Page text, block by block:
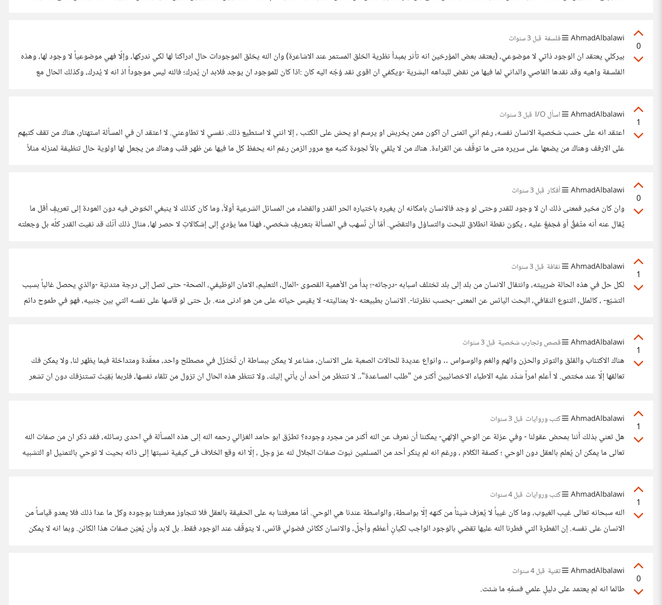
0
AhmadAlbalawi فلسفة قبل 3 سنوات
بيركلي يعتقد ان الوجود ذاتي لا موضوعي، (يعتقد بعض المؤرخين انه تأثر بمبدأ نظرية الخلق المستمر عند الاشاعرة) وان الله يخلق الموجودات حال ادراكنا لها لكي ندركها، وإلّا فهي موضوعياً لا وجود لها، وهذه
الفلسفة واهيه وقد نقدها القاصي والداني لما فيها من نقض للبداهه البشرية -ويكفي ان اقوى نقد وُجّه اليه كان :اذا كان للموجود ان يوجد فلابد ان يُدرك؛ فالله ليس موجوداً اذ انه لا يُدرك، وكذلك الحال مع
1
AhmadAlbalawi اسأل I/O قبل 3 سنوات
اعتقد انه على حسب شخصية الانسان نفسه، رغم اني اتمنى ان اكون ممن يخربش او يرسم او يحش على الكتب ، إلا انني لا استطيع ذلك. نفسي لا تطاوعني. لا اعتقد ان في المسألة استهتار، هناك من تقف كتبهم
على الارفف وهناك من يضعها على سريره متى ما توقّف عن القراءة. هناك من لا يلقي بالاً لجودة كتبه مع مرور الزمن رغم انه يحفظ كل ما فيها عن ظهر قلب وهناك من يجعل لها اولوية حال تنظيفة لمنزله مثلاً
0
AhmadAlbalawi أفكار قبل 3 سنوات
وان كان مخير فمعنى ذلك ان لا وجود للقدر وحتى لو وجد فالانسان بامكانه ان يغيره باختياره الحر القدر والقضاء من المسائل الشرعية أولاً، وما كان كذلك لا ينبغي الخوض فيه دون العودة إلى تعريفٍ أقل ما
يُقال عنه أنه متّفقٌ أو مُجمَعٌ عليه ، يكون نقطة انطلاق للبحث والتساؤل والتقصّي. أمّا أن نُسهب في المسألة بتعريفٍ شخصي، فهذا مما يؤدي إلى إشكالاتٍ لا حصر لها، مثال ذلك أنّك قد نفيت القدر كلّه بل وجعلته
1
AhmadAlbalawi ثقافة قبل 3 سنوات
لكل حل في هذه الحالة ضريبته، وانتقال الانسان من بلد إلى بلد تختلف اسبابه -درجاته-؛ بِدأً من الأهمية القصوى -المال، التعليم، الامان الوظيفي، الصحة- حتى تصل إلى درجة متدنيّة -والذي يحصل غالباً بسبب
التشبّع- ، كالملل، التنوع الثقافي، البحث اليائس عن المعنى -بحسب نظرتنا-. الانسان بطبيعته -لا بمثاليته- لا يقيس حياته على من هو ادنى منه. بل حتى لو قاسها على نفسه التي بين جنبيه، فهو في طموح دائم
1
AhmadAlbalawi قصص وتجارب شخصية قبل 3 سنوات
هناك الاكتئاب والقلق والتوتر والحزن والهم والغم والوسواس .. وانواع عديدة للحالات الصعبة على الانسان، مشاعر لا يمكن ببساطة ان تُختَزَل في مصطلح واحد، معقّدة ومتداخلة فيما يظهر لنا، ولا يمكن فك
تعالقها إلّا عند مختص. لا أعلم امراً شدّد عليه الاطباء الاخصائيين أكثر من "طلب المساعدة"،. لا تنتظر من أحد أن يأتي إليك، ولا تنتظر هذه الحال ان تزول من تلقاء نفسها، فلربما بَقِيَتْ تستنزفك دون ان تشعر
1
AhmadAlbalawi كتب وروايات قبل 3 سنوات
هل تعني بذلك أننا بمحض عقولنا - وفي عزلة عن الوحي الإلهي- يمكننا أن نعرف عن الله أكثر من مجرد وجوده؟ تطرّق ابو حامد الغزالي رحمه الله إلى هذه المسألة في احدى رسائله، فقد ذكر ان من صفات الله
تعالى ما يمكن ان يُعلم بالعقل دون الوحي ؛ كصفة الكلام ، ورغم انه لم ينكر أحد من المسلمين ثبوت صفات الجلال لله عز وجل ، إلّا انه وقع الخلاف فى كيفية نسبتها إلى ذاته بحيث لا توحي بالتمثيل او التشبيه
1
AhmadAlbalawi كتب وروايات قبل 4 سنوات
الله سبحانه تعالى غيب الغيوب، وما كان غيباً لا يُعرَف شيئاً من كنهه إلّا بواسطة، والواسطة عندنا هي الوحي. أمّا معرفتنا به على الحقيقة بالعقل فلا تتجاوز معرفتنا بوجوده وكل ما عدا ذلك فلا يعدو قياساً من
الانسان على نفسه. إن الفطرة التي فطرنا الله عليها تقضي بالوجود الواجب لكيانٍ أعظم وأجلّ، والانسان ككائن فضولي قائس، لا يتوقّف عند الوجود فقط. بل لابد وأن يُعيّن صفات هذا الكائن. وبما انه لا يمكن
0
AhmadAlbalawi تقنية قبل 4 سنوات
طالما انه لم يعتمد على دليلٍ علمي فسمّهِ ما شئت.